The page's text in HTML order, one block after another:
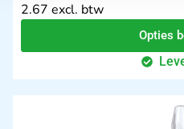
2.67 excl. btw
Opties